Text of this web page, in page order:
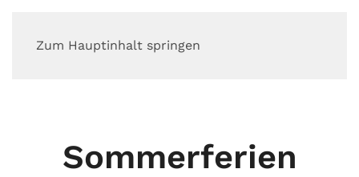
Zum Hauptinhalt springen
Sommerferien